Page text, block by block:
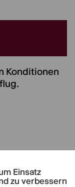
Einsatz
zu verbessern
Konditionen